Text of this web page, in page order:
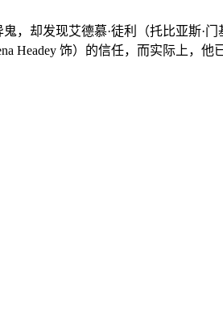
却发现艾德慕·徒利（托比亚斯·门
饰）的信任，而实际上，他